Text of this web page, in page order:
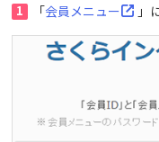
1 「会員メニュー 」